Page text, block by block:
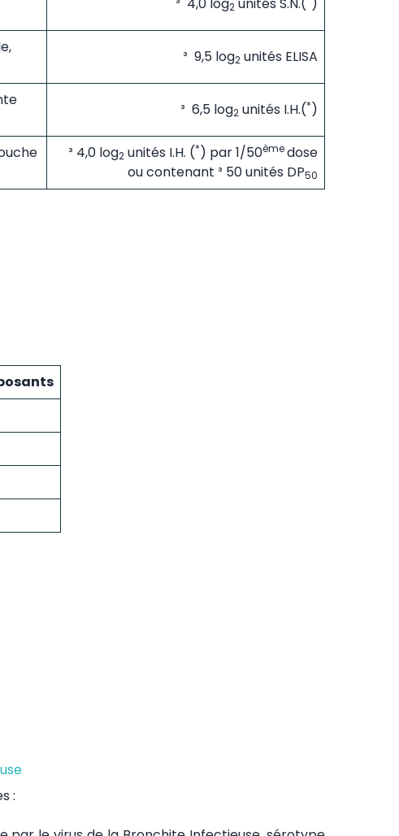
2
³ 9,5 log2 unités ELISA
³ 6,5 log2 unités I.H.(*)
³ 4,0 log2 unités I.H. (*) par 1/50èmedose
ou contenant ³ 50 unités DP50
: